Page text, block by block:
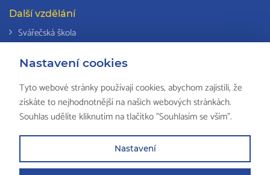
Nastavení cookies
Tyto webové stránky používají cookies, abychom zajistili, že
získáte to nejhodnotnější na našich webových stránkách.
Souhlas udělíte kliknutím na tlačítko "Souhlasím se vším".
Nastavení
Další vzdělání
Svářečská škola
Národní soustava kvalifikací
Computers
Partneři školy
Mapa stránek Právní ustanovení Zkola